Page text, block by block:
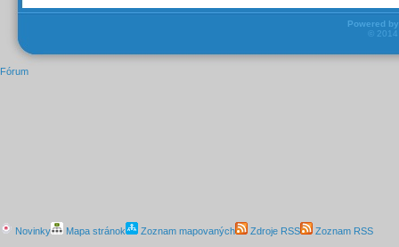
Powered by
©
Fórum
Novinky Mapa stránok Zoznam mapovaných Zdroje RSS Zoznam RSS